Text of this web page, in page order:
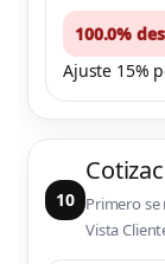
100.0%
Ajuste 15%
10 Primero se
Vista